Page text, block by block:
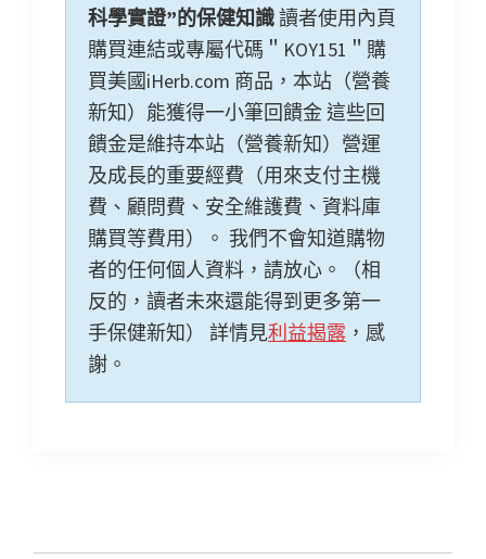
科學實證”的保健知識讀者使用內頁
購買連結或專屬代碼＂KOY151＂購
買美國iHerb.com 商品，本站（營養
新知）能獲得一小筆回饋金 這些回
饋金是維持本站（營養新知）營運
及成長的重要經費（用來支付主機
費、顧問費、安全維護費、資料庫
購買等費用）。 我們不會知道購物
者的任何個人資料，請放心。（相
反的，讀者未來還能得到更多第一
手保健新知） 詳情見利益揭露 ，感
謝。